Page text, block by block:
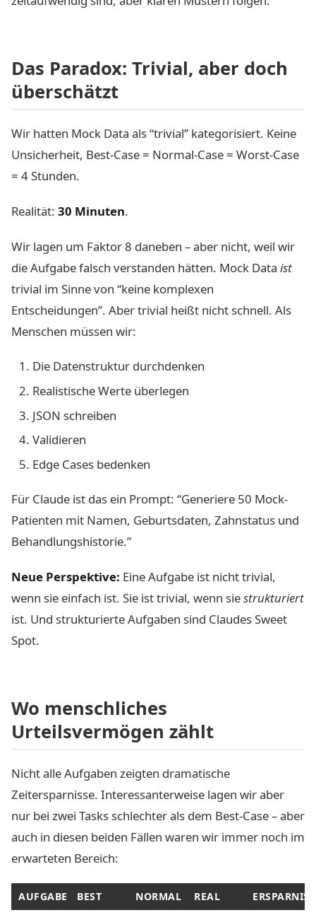
Das Paradox: Trivial, aber doch
überschätzt
Wir hatten Mock Data als “trivial” kategorisiert. Keine
Unsicherheit, Best-Case = Normal-Case = Worst-Case
= 4 Stunden.
Realität: 30 Minuten.
Wir lagen um Faktor 8 daneben – aber nicht, weil wir
die Aufgabe falsch verstanden hätten. Mock Data ist
trivial im Sinne von “keine komplexen
Entscheidungen”. Aber trivial heißt nicht schnell. Als
Menschen müssen wir:
Die Datenstruktur durchdenken
Realistische Werte überlegen
JSON schreiben
Validieren
Edge Cases bedenken
Für Claude ist das ein Prompt: “Generiere 50 Mock-
Patienten mit Namen, Geburtsdaten, Zahnstatus und
Behandlungshistorie.”
Neue Perspektive: Eine Aufgabe ist nicht trivial,
wenn sie einfach ist. Sie ist trivial, wenn siestrukturiert
ist. Und strukturierte Aufgaben sind Claudes Sweet
Spot.
Wo menschliches
Urteilsvermögen zählt
Nicht alle Aufgaben zeigten dramatische
Zeitersparnisse. Interessanterweise lagen wir aber
nur bei zwei Tasks schlechter als dem Best-Case – aber
auch in diesen beiden Fällen waren wir immer noch im
erwarteten Bereich:
AUFGABE BEST NORMAL REAL ERSPARNIS